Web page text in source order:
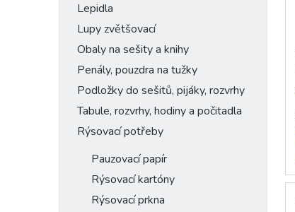
Lepidla
Lupy zvětšovací
Obaly na sešity a knihy
Penály, pouzdra na tužky
Podložky do sešitů, pijáky, rozvrhy
Tabule, rozvrhy, hodiny a počitadla
Rýsovací potřeby
Pauzovací papír
Rýsovací kartóny
Rýsovací prkna